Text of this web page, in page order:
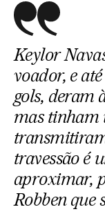
Keylor
voador, e
gols, deram
mas tinham
travessão é
aproximar,
Robben que